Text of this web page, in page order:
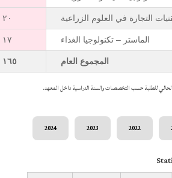
التجارة في العلوم الزراعية ٢٠
الماستر – تكنولوجيا الغذاء ١٧
المجموع العام ١٦٥
الحالي للطلبة حسب التخصصات والسنة الدراسية داخل المعهد.
2022
2023
2024